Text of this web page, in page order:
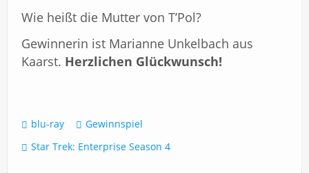
Wie heißt die Mutter von T’Pol?
Gewinnerin ist Marianne Unkelbach aus
Kaarst. Herzlichen Glückwunsch!
blu-ray
Gewinnspiel
Star Trek: Enterprise Season 4